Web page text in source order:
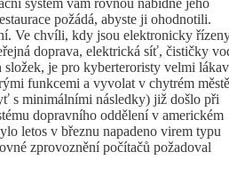
požádá, abyste ji ohodnotili.
Ve chvíli, kdy jsou elektronicky
doprava, elektrická síť, čističky
je pro kyberteroristy velmi
funkcemi a vyvolat v chytrém městě
s minimálními následky) již došlo při
dopravního oddělení v americkém
letos v březnu napadeno virem typu
zprovoznění počítačů požadoval